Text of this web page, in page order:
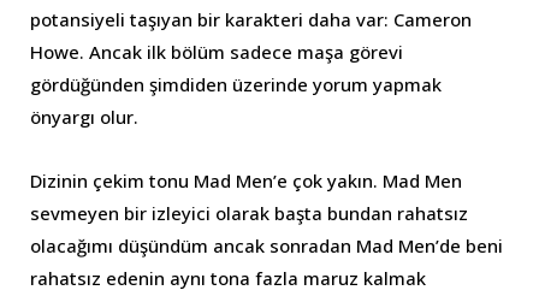
potansiyeli taşıyan bir karakteri daha var: Cameron
Howe. Ancak ilk bölüm sadece maşa görevi
gördüğünden şimdiden üzerinde yorum yapmak
önyargı olur.
Dizinin çekim tonu Mad Men’e çok yakın. Mad Men
sevmeyen bir izleyici olarak başta bundan rahatsız
olacağımı düşündüm ancak sonradan Mad Men’de beni
rahatsız edenin aynı tona fazla maruz kalmak